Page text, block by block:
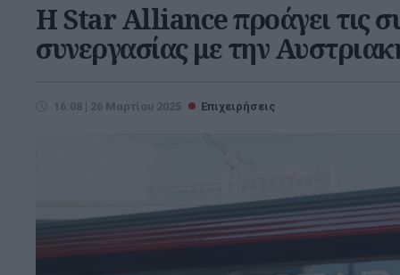
Η Star Alliance προάγει τις
συνεργασίας με την
16:08 | 26 Μαρτίου 2025 Επιχειρήσεις